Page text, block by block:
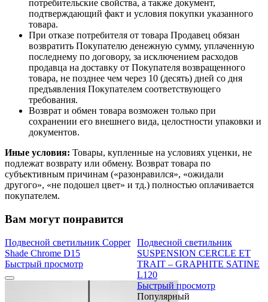
потребительские свойства, а также документ,
подтверждающий факт и условия покупки указанного
товара.
При отказе потребителя от товара Продавец обязан
возвратить Покупателю денежную сумму, уплаченную
последнему по договору, за исключением расходов
продавца на доставку от Покупателя возвращенного
товара, не позднее чем через 10 (десять) дней со дня
предъявления Покупателем соответствующего
требования.
Возврат и обмен товара возможен только при
сохранении его внешнего вида, целостности упаковки и
документов.
Иные условия: Товары, купленные на условиях уценки, не
подлежат возврату или обмену. Возврат товара по
субъективным причинам («разонравился», «ожидали
другого», «не подошел цвет» и тд.) полностью оплачивается
покупателем.
Вам могут понравится
Подвесной светильник Copper
Shade Chrome D15
Быстрый просмотр
Подвесной светильник
SUSPENSION CERCLE ET
TRAIT – GRAPHITE SATINE
L120
Быстрый просмотр
Популярный